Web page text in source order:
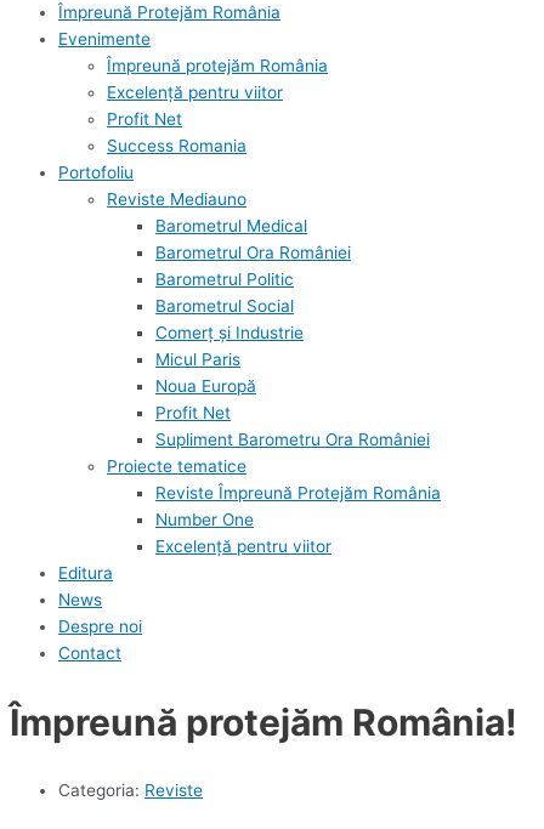
Împreună Protejăm România
Evenimente
Împreună protejăm România
Excelență pentru viitor
Profit Net
Success Romania
Portofoliu
Reviste Mediauno
Barometrul Medical
Barometrul Ora României
Barometrul Politic
Barometrul Social
Comerț și Industrie
Micul Paris
Noua Europă
Profit Net
Supliment Barometru Ora României
Proiecte tematice
Reviste Împreună Protejăm România
Number One
Excelență pentru viitor
Editura
News
Despre noi
Contact
Împreună protejăm România!
Categoria: Reviste